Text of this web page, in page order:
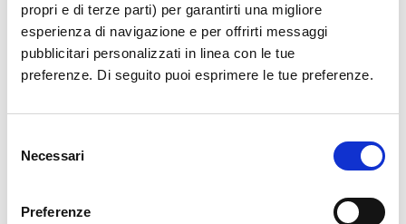
propri e di terze parti) per garantirti una migliore
esperienza di navigazione e per offrirti messaggi
pubblicitari personalizzati in linea con le tue
preferenze. Di seguito puoi esprimere le tue preferenze.
delNecessari
Preferenze
Bufala di Fattorie Garofalo rappresenta l’ultimo
anello di una filiera chiusa e completamente
integrata, con produzioni artigianali realizzate
allevamenti e sapientemente lavorate a mano dai
DOP e altre specialità bufaline come la Burrata 100%